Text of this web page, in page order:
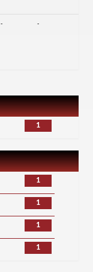
- -
1
1
1
1
1